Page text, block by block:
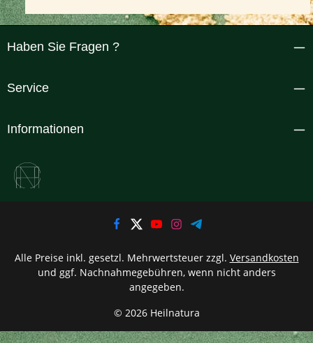
Haben Sie Fragen ?
Service
Informationen
© 2026 Heilnatura
Alle Preise inkl. gesetzl. Mehrwertsteuer zzgl. Versandkosten
und ggf. Nachnahmegebühren, wenn nicht anders
angegeben.